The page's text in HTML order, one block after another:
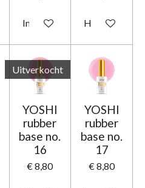
de hoogte
In winkelwagenHoud mij op
Uitverkocht
YOSHI
rubber
base no.
16
€ 8,80
YOSHI
rubber
base no.
17
€ 8,80